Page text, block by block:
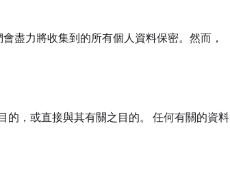
盡力將收集到的所有個人資料保密。然而，
的，或直接與其有關之目的。 任何有關的資料